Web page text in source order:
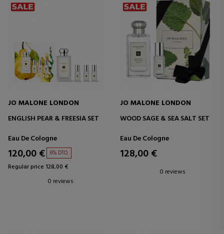
JO MALONE LONDON
ENGLISH PEAR & FREESIA SET
Eau De Cologne
120,00 € 6% DTO.
Regular price 128,00 €
0 reviews
JO MALONE LONDON
WOOD SAGE & SEA SALT SET
Eau De Cologne
128,00 €
0 reviews